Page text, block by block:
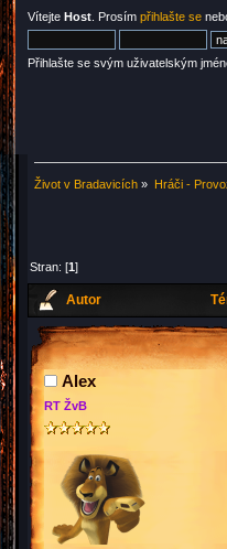
Vítejte Host . Prosím přihlašte se
Přihlašte se svým uživatelským
Život v Bradavicích » Hráči -
Stran: [1]
Autor
Аlex
RT ŽvB